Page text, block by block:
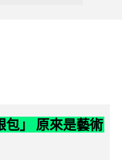
包」 原來是藝術